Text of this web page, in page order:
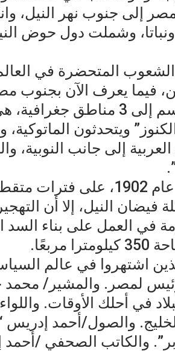
إلى جنوب نهر النيل،
وشملت دول حوض النيل:
الشعوب المتحضرة في
فيما يعرف الآن
النوبة القديمة تنقسم إلى 3
ويتحدثون
إلى جانب النوبية،
بدأ تهجير النوبيين عام
اشتهروا في عالم
لمصر. والمشير/
في أحلك الأوقات.
والصول/أحمد
والكاتب الصحفي /